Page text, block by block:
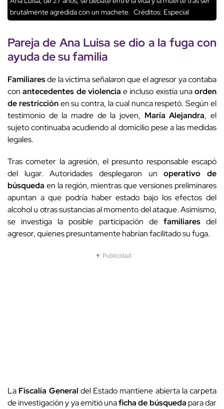
brutalmente agredida con un machete. Créditos: Especial
Pareja de Ana Luisa se dio a la fuga con
ayuda de su familia
Familiaresde la víctima señalaron que el agresor ya contaba
conantecedentes de violencia e incluso existía unaorden
de restricciónen su contra, la cual nunca respetó. Según el
testimonio de la madre de la joven, María Alejandra, el
sujeto continuaba acudiendo al domicilio pese a las medidas
legales.
Tras cometer la agresión, el presunto responsable escapó
del lugar. Autoridades desplegaron unoperativo de
búsqueda en la región, mientras que versiones preliminares
apuntan a que podría haber estado bajo los efectos del
alcohol u otras sustancias al momento del ataque. Asimismo,
se investiga la posible participación de familiaresdel
agresor, quienes presuntamente habrían facilitado su fuga.
▼ Publicidad
La Fiscalía General del Estado mantiene abierta la carpeta
de investigación y ya emitió unaficha de búsqueda para dar